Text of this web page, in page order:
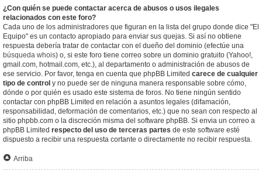
¿Con quién se puede contactar acerca de abusos o usos ilegales
relacionados con este foro?
Cada uno de los administradores que figuran en la lista del grupo donde dice "El
Equipo" es un contacto apropiado para enviar sus quejas. Si así no obtiene
respuesta debería tratar de contactar con el dueño del dominio (efectúe una
búsqueda whois) o, si este foro tiene correo sobre un dominio gratuito (Yahoo!,
gmail.com, hotmail.com, etc.), al departamento o administración de abusos de
ese servicio. Por favor, tenga en cuenta que phpBB Limited carece de cualquier
tipo de control y no puede ser de ninguna manera responsable sobre cómo,
dónde o por quién es usado este sistema de foros. No tiene ningún sentido
contactar con phpBB Limited en relación a asuntos legales (difamación,
responsabilidad, deformación de comentarios, etc.) que no sean con respecto al
sitio phpbb.com o la discreción misma del software phpBB. Si envia un correo a
phpBB Limited respecto del uso de terceras partes de este software esté
dispuesto a recibir una respuesta cortante o directamente no recibir respuesta.
Arriba